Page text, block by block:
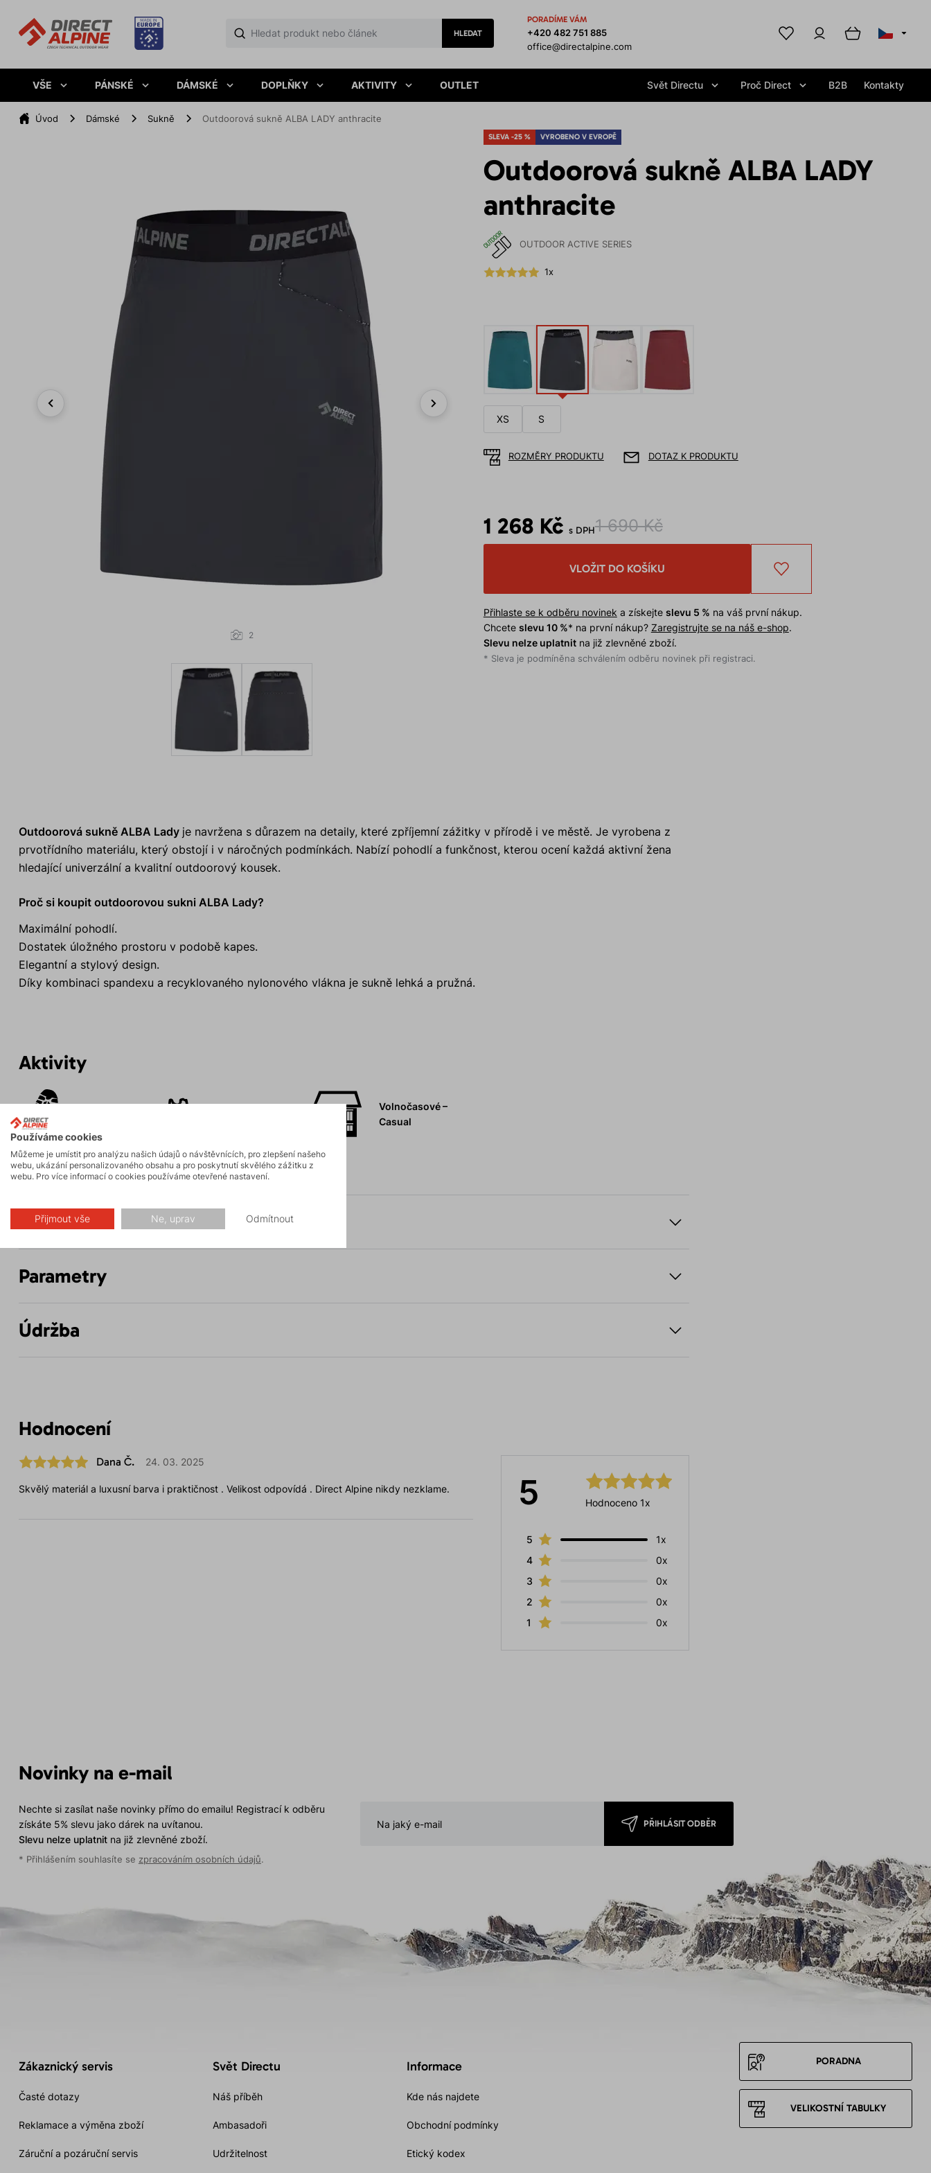
HLEDAT
PORADÍME VÁM
+420 482 751 885
office@directalpine.com
VŠE PÁNSKÉ DÁMSKÉ DOPLŇKY AKTIVITY OUTLET Svět Directu Proč Direct B2B Kontakty
Úvod Dámské Sukně Outdoorová sukně ALBA LADY anthracite
SLEVA -25 % VYROBENO V EVROPĚ
Outdoorová sukně ALBA LADY
anthracite
OUTDOOR ACTIVE SERIES
1x
2
XS S
ROZMĚRY PRODUKTU DOTAZ K PRODUKTU
1 268 Kč s DPH1 690 Kč
VLOŽIT DO KOŠÍKU
Přihlaste se k odběru novinek a získejte slevu 5 % na váš první nákup.
Chcete slevu 10 %* na první nákup? Zaregistrujte se na náš e-shop.
Slevu nelze uplatnitna již zlevněné zboží.
* Sleva je podmíněna schválením odběru novinek při registraci.
Outdoorová sukně ALBA Lady je navržena s důrazem na detaily, které zpříjemní zážitky v přírodě i ve městě. Je vyrobena z
prvotřídního materiálu, který obstojí i v náročných podmínkách. Nabízí pohodlí a funkčnost, kterou ocení každá aktivní žena
hledající univerzální a kvalitní outdoorový kousek.
Proč si koupit outdoorovou sukni ALBA Lady?
Maximální pohodlí.
Dostatek úložného prostoru v podobě kapes.
Elegantní a stylový design.
Díky kombinaci spandexu a recyklovaného nylonového vlákna je sukně lehká a pružná.
Aktivity
Volnočasové –
Casual
Popis
Parametry
Údržba
Hodnocení
5 Hodnoceno 1x
5
1x
4
0x
3
0x
2
0x
1
0x
Dana Č. 24. 03. 2025
Skvělý materiál a luxusní barva i praktičnost . Velikost odpovídá . Direct Alpine nikdy nezklame.
Novinky na e-mail
Nechte si zasílat naše novinky přímo do emailu! Registrací k odběru
získáte 5% slevu jako dárek na uvítanou.
Slevu nelze uplatnitna již zlevněné zboží.
* Přihlášením souhlasíte se zpracováním osobních údajů.
PŘIHLÁSIT ODBĚR
Zákaznický servis
Časté dotazy
Reklamace a výměna zboží
Záruční a pozáruční servis
Svět Directu
Náš příběh
Ambasadoři
Udržitelnost
Informace
Kde nás najdete
Obchodní podmínky
Etický kodex
PORADNA
VELIKOSTNÍ TABULKY
Používáme cookies
Můžeme je umístit pro analýzu našich údajů o návštěvnících, pro zlepšení našeho
webu, ukázání personalizovaného obsahu a pro poskytnutí skvělého zážitku z
webu. Pro více informací o cookies používáme otevřené nastavení.
Přijmout vše Ne, uprav Odmítnout